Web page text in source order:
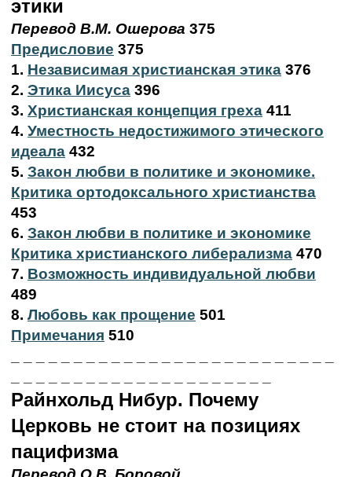
этики
Перевод В.M. Ошерова 375
Предисловие 375
1. Независимая христианская этика 376
2. Этика Иисуса 396
3. Христианская концепция греха 411
4. Уместность недостижимого этического
идеала 432
5. Закон любви в политике и экономике.
Критика ортодоксального христианства
453
6. Закон любви в политике и экономике
Критика христианского либерализма 470
7. Возможность индивидуальной любви
489
8. Любовь как прощение 501
Примечания 510
Райнхольд Нибур. Почему
Церковь не стоит на позициях
пацифизма